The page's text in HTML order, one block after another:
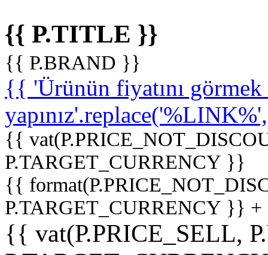
{{ P.TITLE }}
{{ P.BRAND }}
{{ 'Ürünün fiyatını
{{
P.TARGET_CURRENCY }}
{{
P.TARGET_CURRENCY }}
{{ vat(P.PRICE_SELL,